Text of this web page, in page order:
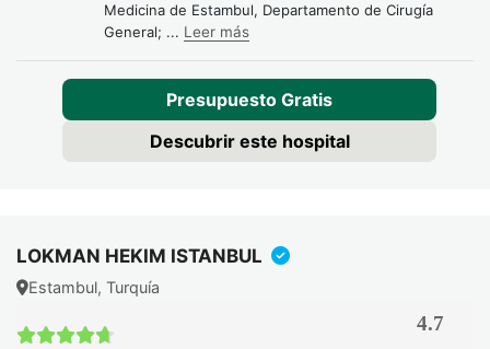
medicación de por vida.
adaptación inicial es difícil (especialmente los primeros 2 a 3
meses),la mayoría logra una calidad de vida aceptable con
adherencia al tratamiento. Una paciente de 58 años de
recuperé energía. No es perfecto, pero vivo bien."
Medicina de Estambul, Departamento de Cirugía
General; ... Leer más
Presupuesto Gratis
Descubrir este hospital
LOKMAN HEKIM ISTANBUL
Estambul, Turquía
4.7